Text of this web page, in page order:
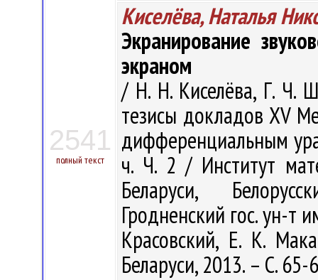
2541
полный текст
Киселёва, Наталья
Экранирование
экраном
/ Н. Н. Киселёва, Г. Ч.
тезисы докладов XV
дифференциальным
ч. Ч. 2 / Институт
Беларуси,
Гродненский гос. ун-т
Красовский, Е. К.
Беларуси, 2013. – С.